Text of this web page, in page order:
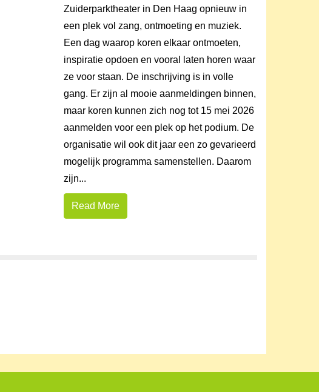
Zuiderparktheater in Den Haag opnieuw in
een plek vol zang, ontmoeting en muziek.
Een dag waarop koren elkaar ontmoeten,
inspiratie opdoen en vooral laten horen waar
ze voor staan. De inschrijving is in volle
gang. Er zijn al mooie aanmeldingen binnen,
maar koren kunnen zich nog tot 15 mei 2026
aanmelden voor een plek op het podium. De
organisatie wil ook dit jaar een zo gevarieerd
mogelijk programma samenstellen. Daarom
zijn...
Read More